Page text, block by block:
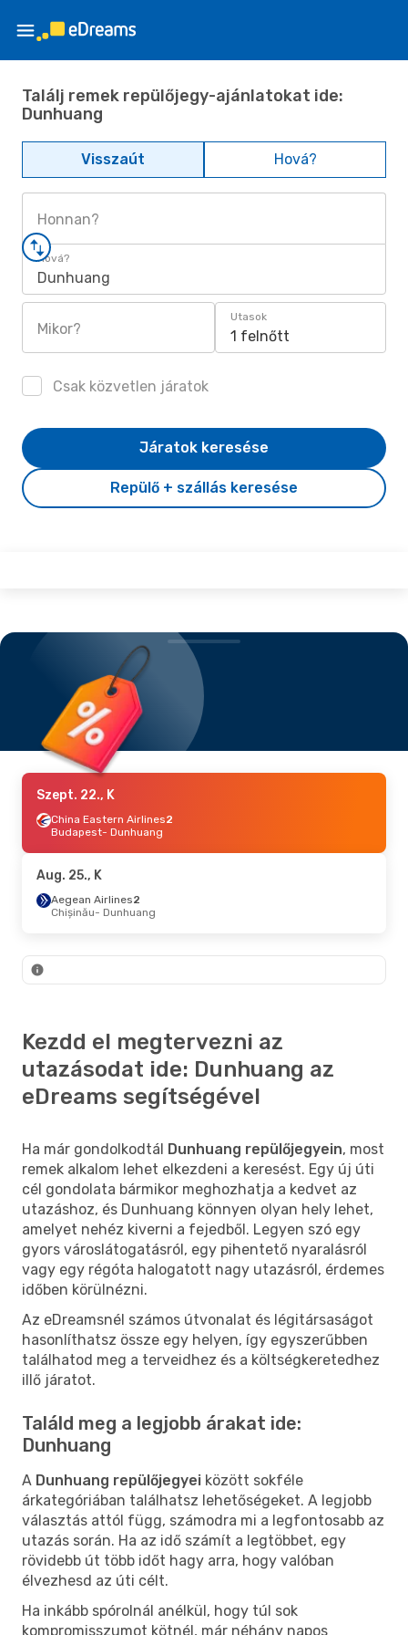
Találj remek repülőjegy-ajánlatokat ide:
Dunhuang
Visszaút Hová?
Honnan?
Hová?
Dunhuang
Mikor?
Utasok
1 felnőtt
Csak közvetlen járatok
Repülő + szállás keresése
Járatok keresése
Szept. 22., K
China Eastern Airlines2
Budapest- Dunhuang
Aug. 25., K
Aegean Airlines2
Chișinău- Dunhuang
Kezdd el megtervezni az
utazásodat ide: Dunhuang az
eDreams segítségével
Ha már gondolkodtál Dunhuang repülőjegyein, most
remek alkalom lehet elkezdeni a keresést. Egy új úti
cél gondolata bármikor meghozhatja a kedvet az
utazáshoz, és Dunhuang könnyen olyan hely lehet,
amelyet nehéz kiverni a fejedből. Legyen szó egy
gyors városlátogatásról, egy pihentető nyaralásról
vagy egy régóta halogatott nagy utazásról, érdemes
időben körülnézni.
Az eDreamsnél számos útvonalat és légitársaságot
hasonlíthatsz össze egy helyen, így egyszerűbben
találhatod meg a terveidhez és a költségkeretedhez
illő járatot.
Találd meg a legjobb árakat ide:
Dunhuang
A Dunhuang repülőjegyei között sokféle
árkategóriában találhatsz lehetőségeket. A legjobb
választás attól függ, számodra mi a legfontosabb az
utazás során. Ha az idő számít a legtöbbet, egy
rövidebb út több időt hagy arra, hogy valóban
élvezhesd az úti célt.
Ha inkább spórolnál anélkül, hogy túl sok
kompromisszumot kötnél, már néhány napos